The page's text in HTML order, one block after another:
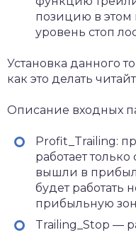
позицию в
уровень стоп
Установка данного
как это делать
Описание входных
Profit_Trailing:
работает
вышли в
будет работать
прибыльную
Trailing_Stop —